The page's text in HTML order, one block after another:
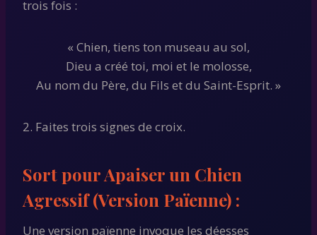
trois fois :
« Chien, tiens ton museau au sol,
Dieu a créé toi, moi et le molosse,
Au nom du Père, du Fils et du Saint-Esprit. »
2. Faites trois signes de croix.
Sort pour Apaiser un Chien
Agressif (Version Païenne) :
Une version païenne invoque les déesses